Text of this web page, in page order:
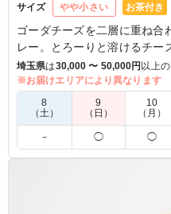
サイズ やや小さい お茶付き
ゴーダチーズを二層に重ね合
レー。とろーりと溶けるチー
ろやかさをドレスアップ。チ
がっていただきたい一品です。
※オプションにてスリーブケ
す。ご希望の際は下記「ご飯
ださい。
オーベルジーヌのカレー
埼玉県は30,000 〜 50,000円 以上
※お届けエリアにより異なります
8
（土）
9
（日）
10
（月）
－ ◯ ◯